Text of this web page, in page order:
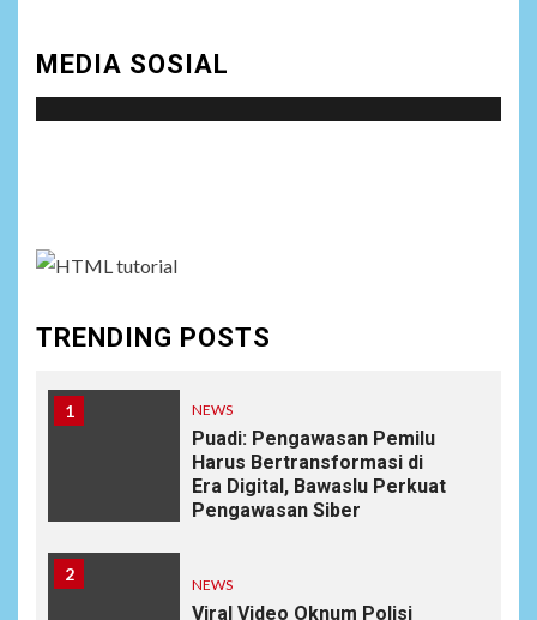
MEDIA SOSIAL
TRENDING POSTS
1 NEWS
Puadi: Pengawasan Pemilu
Harus Bertransformasi di
Era Digital, Bawaslu Perkuat
Pengawasan Siber
2
NEWS
Viral Video Oknum Polisi